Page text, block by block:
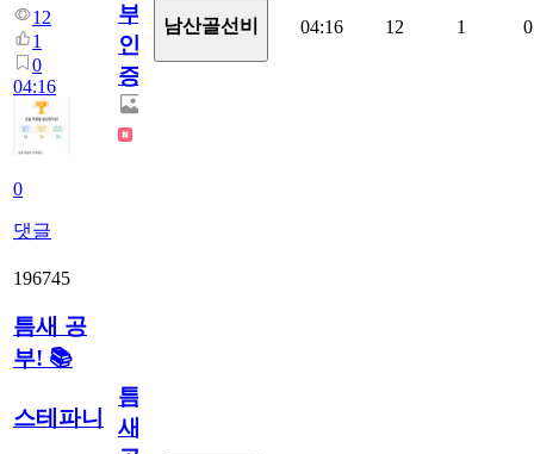
12
1
0
04:16
0
댓글
부
인
증
남산골선비 04:16 12 1 0
196745
틈새 공
부! 📚
스테파니
틈
새